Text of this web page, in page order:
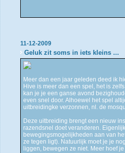
11-12-2009
Geluk zit soms in iets kleins ...
Meer dan een jaar geleden deed ik
Hive is meer dan een spel, het is
kan je je een ganse avond
even snel door. Alhoewel het spel
uitbreidingke verzonnen, nl. de
Deze uitbreiding brengt een nieuw
razendsnel doet veranderen.
bewegingsmogelijkheden aan van
ze tegen ligt). Natuurlijk moet je je
liggen, bewegen ze niet. Meer hoef